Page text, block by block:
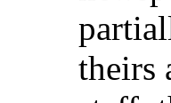
theirs